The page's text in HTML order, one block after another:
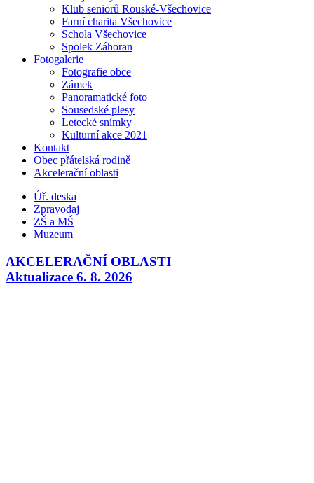
Klub seniorů Rouské-Všechovice
Farní charita Všechovice
Schola Všechovice
Spolek Záhoran
Fotogalerie
Fotografie obce
Zámek
Panoramatické foto
Sousedské plesy
Letecké snímky
Kulturní akce 2021
Kontakt
Obec přátelská rodině
Akcelerační oblasti
Úř. deska
Zpravodaj
ZŠ a MŠ
Muzeum
AKCELERAČNÍ OBLASTI
Aktualizace 6. 8. 2026